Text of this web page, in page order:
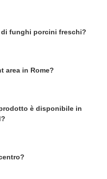
funghi porcini freschi?
area in Rome?
è disponibile in